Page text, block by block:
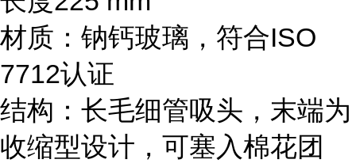
材质：钠钙玻璃，符合ISO
7712认证
结构：长毛细管吸头，末端为
收缩型设计，可塞入棉花团